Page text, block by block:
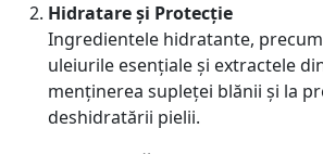
Hidratare și Protecție
Ingredientele hidratante,
uleiurile esențiale și extractele
menținerea supleței blănii și la
deshidratării pielii.